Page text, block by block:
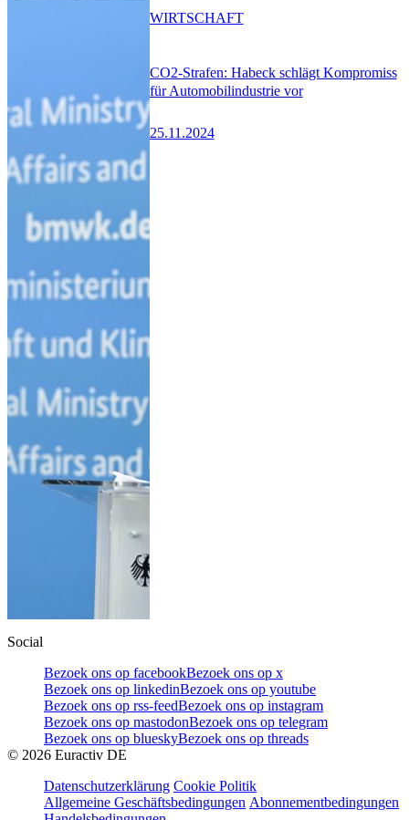
CO2-Strafen: Habeck schlägt Kompromiss
für Automobilindustrie vor
25.11.2024
WIRTSCHAFT
Social
Bezoek ons op facebookBezoek ons op x
Bezoek ons op linkedinBezoek ons op youtube
Bezoek ons op rss-feedBezoek ons op instagram
Bezoek ons op mastodonBezoek ons op telegram
Bezoek ons op blueskyBezoek ons op threads
© 2026 Euractiv DE
Datenschutzerklärung Cookie Politik
Allgemeine Geschäftsbedingungen Abonnementbedingungen